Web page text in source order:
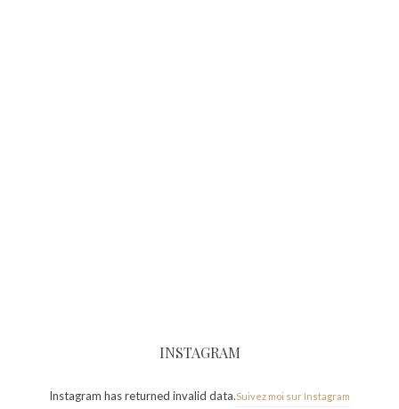
INSTAGRAM
Instagram has returned invalid data.Suivez moi sur Instagram